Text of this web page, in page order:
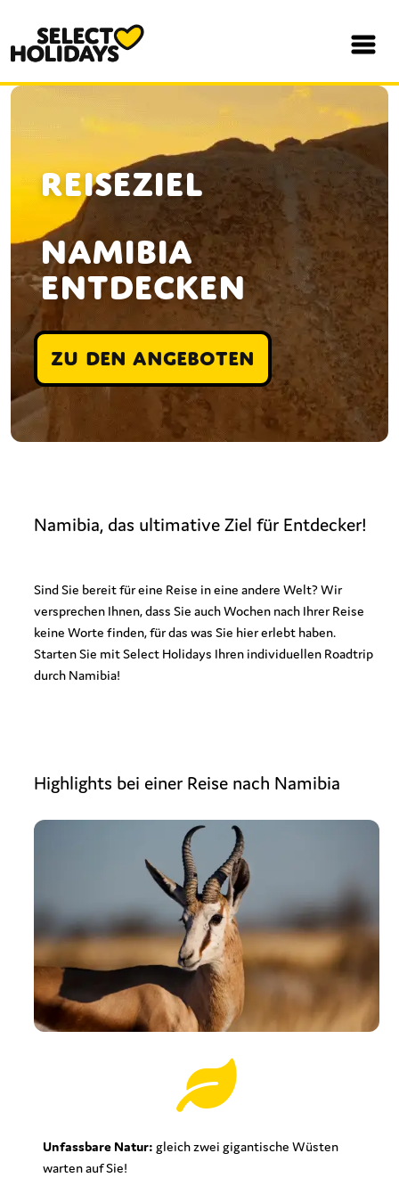
REISEZIEL
NAMIBIA
ENTDECKEN
ZU DEN ANGEBOTEN
Namibia, das ultimative Ziel für Entdecker!
Sind Sie bereit für eine Reise in eine andere Welt? Wir
versprechen Ihnen, dass Sie auch Wochen nach Ihrer Reise
keine Worte finden, für das was Sie hier erlebt haben.
Starten Sie mit Select Holidays Ihren individuellen Roadtrip
durch Namibia!
Highlights bei einer Reise nach Namibia
Unfassbare Natur: gleich zwei gigantische Wüsten
warten auf Sie!